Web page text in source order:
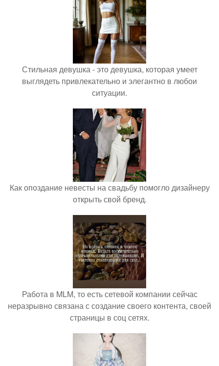
Стильная девушка - это девушка, которая умеет
выглядеть привлекательно и элегантно в любои
ситуации.
Как опоздание невесты на свадьбу помогло дизайнеру
открыть свой бренд.
Работа в MLM, то есть сетевой компании сейчас
неразрывно связана с создание своего контента, своей
страницы в соц сетях.